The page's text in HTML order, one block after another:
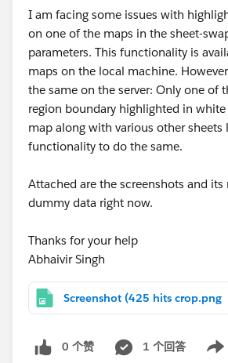
I am facing some issues with
on one of the maps in the sheet-
parameters. This functionality is
maps on the local machine.
the same on the server: Only one of
region boundary highlighted in
map along with various other sheets
functionality to do the same.
Attached are the screenshots and its
dummy data right now.
Thanks for your help
Abhaivir Singh
Screenshot (425 hits crop.png
0 个赞 1 个回答
Show